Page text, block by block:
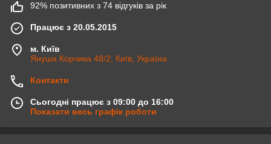
92% позитивних з 74 відгуків за рік
Працює з 20.05.2015
м. Київ
Януша Корчика 48/2, Київ, Україна
Контакти
Сьогодні працює з 09:00 до 16:00
Показати весь графік роботи